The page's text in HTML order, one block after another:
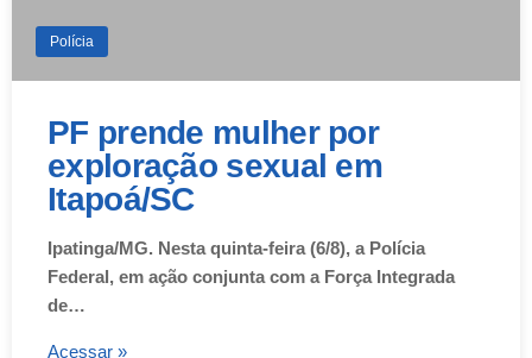
Polícia
PF prende mulher por
exploração sexual em
Itapoá/SC
Ipatinga/MG. Nesta quinta-feira (6/8), a Polícia
Federal, em ação conjunta com a Força Integrada
de…
Acessar »